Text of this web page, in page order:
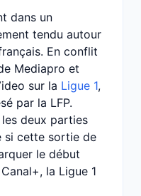
dans un
tendu autour
En conflit
Mediapro et
sur la Ligue 1,
par la LFP.
deux parties
si cette sortie de
le début
la Ligue 1